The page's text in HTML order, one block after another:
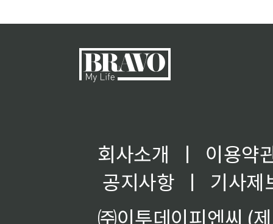
회사소개 ㅣ
이용약
공지사항
ㅣ
기사제
㈜이투데이피엔씨 (